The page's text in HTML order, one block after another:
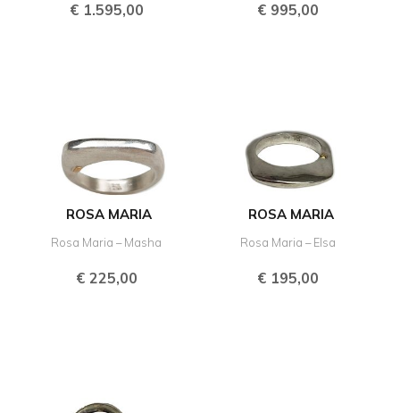
€1.595,00 € 995,00
ROSA MARIA
Rosa Maria – Masha
€225,00
ROSA MARIA
Rosa Maria – Elsa
€ 195,00